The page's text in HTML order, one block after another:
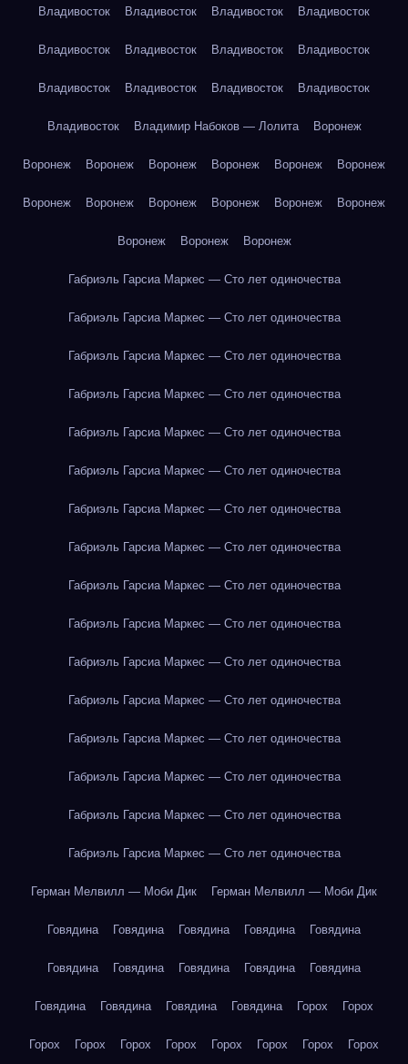
Владивосток Владивосток Владивосток Владивосток
Владивосток Владивосток Владивосток Владивосток
Владивосток Владивосток Владивосток Владивосток
Владивосток Владимир Набоков — Лолита Воронеж
Воронеж Воронеж Воронеж Воронеж Воронеж Воронеж
Воронеж Воронеж Воронеж Воронеж Воронеж Воронеж
Воронеж Воронеж Воронеж
Габриэль Гарсиа Маркес — Сто лет одиночества
Габриэль Гарсиа Маркес — Сто лет одиночества
Габриэль Гарсиа Маркес — Сто лет одиночества
Габриэль Гарсиа Маркес — Сто лет одиночества
Габриэль Гарсиа Маркес — Сто лет одиночества
Габриэль Гарсиа Маркес — Сто лет одиночества
Габриэль Гарсиа Маркес — Сто лет одиночества
Габриэль Гарсиа Маркес — Сто лет одиночества
Габриэль Гарсиа Маркес — Сто лет одиночества
Габриэль Гарсиа Маркес — Сто лет одиночества
Габриэль Гарсиа Маркес — Сто лет одиночества
Габриэль Гарсиа Маркес — Сто лет одиночества
Габриэль Гарсиа Маркес — Сто лет одиночества
Габриэль Гарсиа Маркес — Сто лет одиночества
Габриэль Гарсиа Маркес — Сто лет одиночества
Габриэль Гарсиа Маркес — Сто лет одиночества
Герман Мелвилл — Моби Дик Герман Мелвилл — Моби Дик
Говядина Говядина Говядина Говядина Говядина
Говядина Говядина Говядина Говядина Говядина
Говядина Говядина Говядина Говядина Горох Горох
Горох Горох Горох Горох Горох Горох Горох Горох